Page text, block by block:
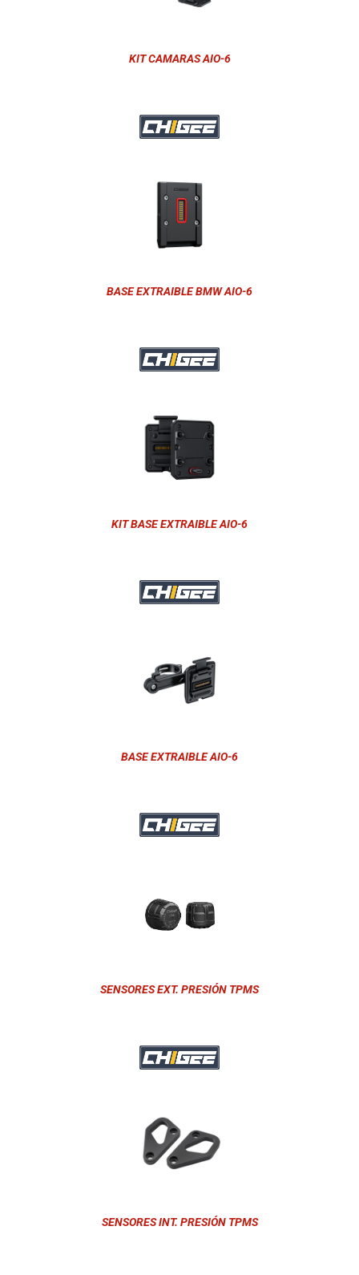
KIT CAMARAS AIO-6
BASE EXTRAIBLE BMW AIO-6
KIT BASE EXTRAIBLE AIO-6
BASE EXTRAIBLE AIO-6
SENSORES EXT. PRESIÓN TPMS
SENSORES INT. PRESIÓN TPMS